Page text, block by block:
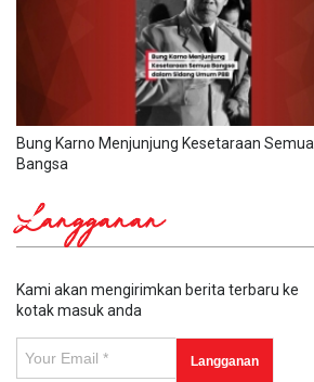
Bung Karno Menjunjung Kesetaraan Semua
Bangsa
Langganan
Kami akan mengirimkan berita terbaru ke
kotak masuk anda